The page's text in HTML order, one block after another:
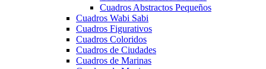
Cuadros Abstractos Pequeños
Cuadros Wabi Sabi
Cuadros Figurativos
Cuadros Coloridos
Cuadros de Ciudades
Cuadros de Marinas